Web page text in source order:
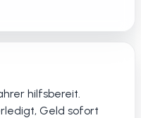
hilfsbereit.
Geld sofort